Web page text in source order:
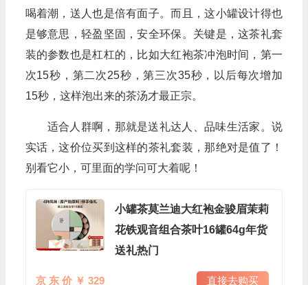
喝着潮，送人也是倍有面子。而且，这小罐设计得也
是够意思，轻盈坚固，安全环保。关键是，这茶礼套
装的参数也是杠杠的，比如大红袍茶冲泡时间，第一
次15秒，第二次25秒，第三次35秒，以后每次增加
15秒，这样泡出来的茶汤才最正宗。
适合人群啊，那就是送礼达人、品味生活家。说
实话，这价位买到这样的茶礼套装，那绝对是值了！
别看它小，可里面的学问可大着呢！
小罐茶莫兰迪大红袍金骏眉茉莉
花铁观音组合茶叶16罐64g年货
送礼热门
京 东 价 ￥ 329 直接去购买